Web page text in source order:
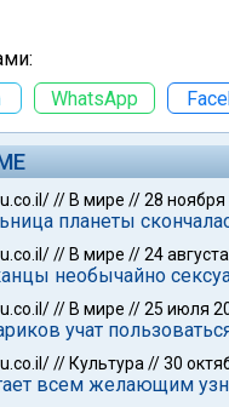
WhatsApp
// В мире //28 ноября
планеты
// В мире //24
необычайно
// В мире //25 июля
учат
// Культура //30
всем желающим